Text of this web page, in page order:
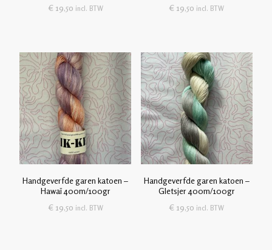
€ 19,50 incl. BTW
€ 19,50 incl. BTW
Handgeverfde garen katoen –
Hawaï 400m/100gr
€ 19,50 incl. BTW
Handgeverfde garen katoen –
Gletsjer 400m/100gr
€ 19,50 incl. BTW